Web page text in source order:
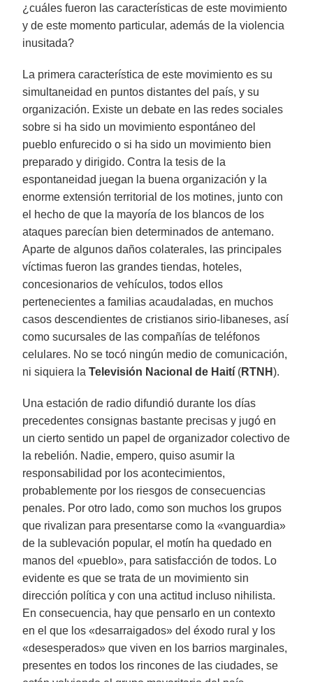
¿cuáles fueron las características de este movimiento
y de este momento particular, además de la violencia
inusitada?
La primera característica de este movimiento es su
simultaneidad en puntos distantes del país, y su
organización. Existe un debate en las redes sociales
sobre si ha sido un movimiento espontáneo del
pueblo enfurecido o si ha sido un movimiento bien
preparado y dirigido. Contra la tesis de la
espontaneidad juegan la buena organización y la
enorme extensión territorial de los motines, junto con
el hecho de que la mayoría de los blancos de los
ataques parecían bien determinados de antemano.
Aparte de algunos daños colaterales, las principales
víctimas fueron las grandes tiendas, hoteles,
concesionarios de vehículos, todos ellos
pertenecientes a familias acaudaladas, en muchos
casos descendientes de cristianos sirio-libaneses, así
como sucursales de las compañías de teléfonos
celulares. No se tocó ningún medio de comunicación,
ni siquiera laTelevisión Nacional de Haití (RTNH).
Una estación de radio difundió durante los días
precedentes consignas bastante precisas y jugó en
un cierto sentido un papel de organizador colectivo de
la rebelión. Nadie, empero, quiso asumir la
responsabilidad por los acontecimientos,
probablemente por los riesgos de consecuencias
penales. Por otro lado, como son muchos los grupos
que rivalizan para presentarse como la «vanguardia»
de la sublevación popular, el motín ha quedado en
manos del «pueblo», para satisfacción de todos. Lo
evidente es que se trata de un movimiento sin
dirección política y con una actitud incluso nihilista.
En consecuencia, hay que pensarlo en un contexto
en el que los «desarraigados» del éxodo rural y los
«desesperados» que viven en los barrios marginales,
presentes en todos los rincones de las ciudades, se